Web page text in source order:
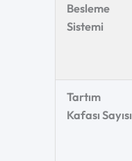
Besleme
Sistemi
Tartım
Kafası Sayısı